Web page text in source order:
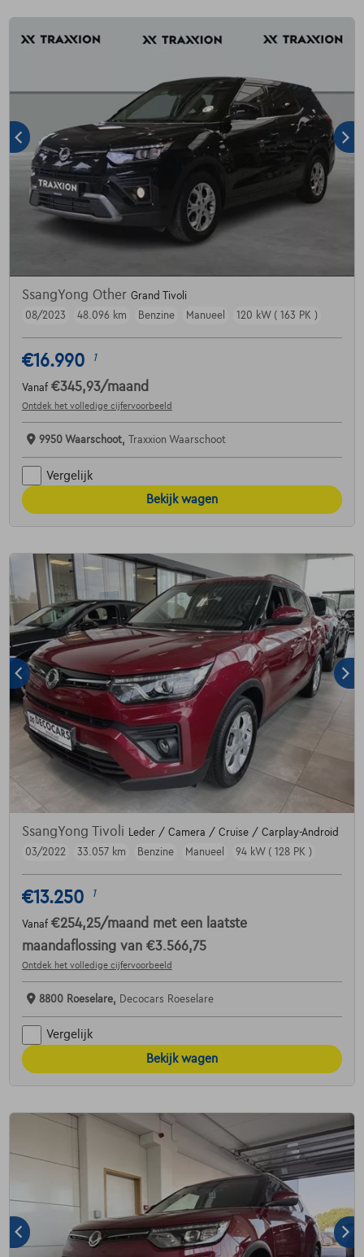
SsangYong Other Grand Tivoli
08/2023
48.096 km Benzine Manueel 120 kW ( 163 PK )
€16.990 1
Vanaf €345,93/maand
Ontdek het volledige cijfervoorbeeld
9950 Waarschoot, Traxxion Waarschoot
Vergelijk
Bekijk wagen
SsangYong Tivoli
Leder / Camera / Cruise / Carplay-Android
03/2022
33.057 km Benzine Manueel 94 kW ( 128 PK )
€13.250 1
Vanaf €254,25/maand met een laatste
maandaflossing van €3.566,75
Ontdek het volledige cijfervoorbeeld
8800 Roeselare, Decocars Roeselare
Vergelijk
Bekijk wagen